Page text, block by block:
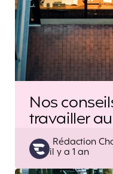
Nos
travailler
Posted
by
Rédaction
il y a 1 an